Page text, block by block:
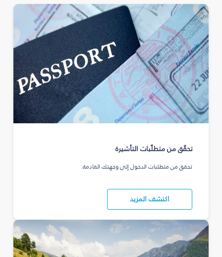
تحقّق من متطلّبات التأشيرة
تحقق من متطلبات الدخول إلى وجهتك القادمة.
اكتشف المزيد